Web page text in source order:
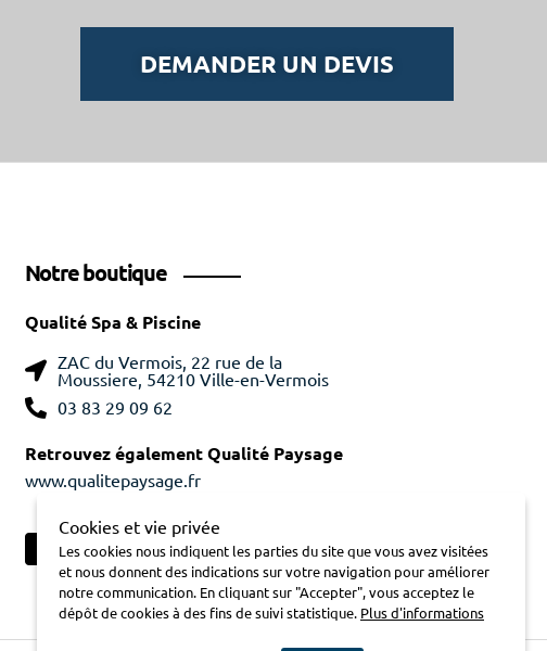
DEMANDER UN DEVIS
Notre boutique
Qualité Spa & Piscine
ZAC du Vermois, 22 rue de la
Moussiere, 54210 Ville-en-Vermois
03 83 29 09 62
Retrouvez également Qualité Paysage
www.qualitepaysage.fr
Cookies et vie privée
Les cookies nous indiquent les parties du site que vous avez visitées
et nous donnent des indications sur votre navigation pour améliorer
notre communication. En cliquant sur "Accepter", vous acceptez le
dépôt de cookies à des fins de suivi statistique. Plus d'informations